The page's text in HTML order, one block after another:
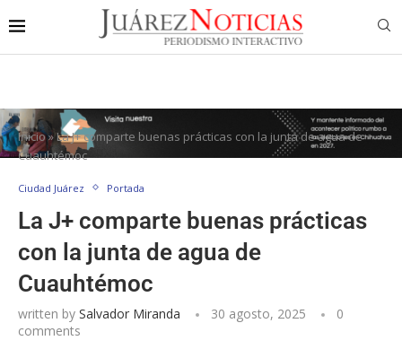
Inicio»La J+ comparte buenas prácticas con la junta de agua de
Cuauhtémoc
Ciudad Juárez Portada
La J+ comparte buenas prácticas
con la junta de agua de
Cuauhtémoc
written by Salvador Miranda 30 agosto, 2025
0
comments